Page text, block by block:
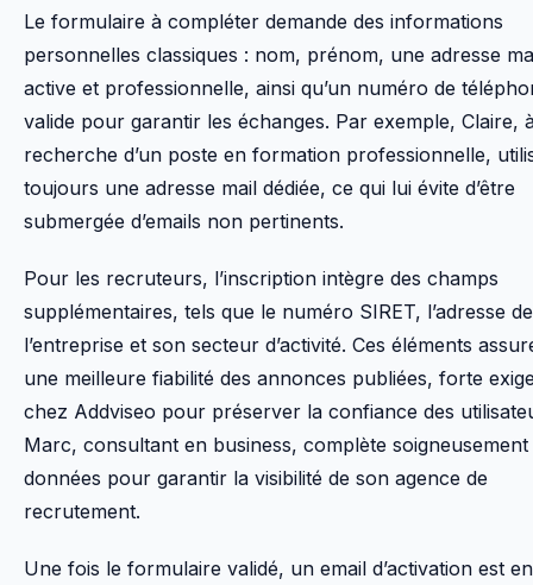
Le formulaire à compléter demande des informations
personnelles classiques : nom, prénom, une adresse
active et professionnelle, ainsi qu’un numéro de
valide pour garantir les échanges. Par exemple, Claire,
recherche d’un poste en formation professionnelle,
toujours une adresse mail dédiée, ce qui lui évite d’être
submergée d’emails non pertinents.
Pour les recruteurs, l’inscription intègre des champs
supplémentaires, tels que le numéro SIRET, l’adresse de
l’entreprise et son secteur d’activité. Ces éléments
une meilleure fiabilité des annonces publiées, forte
chez Addviseo pour préserver la confiance des
Marc, consultant en business, complète soigneusement
données pour garantir la visibilité de son agence de
recrutement.
Une fois le formulaire validé, un email d’activation est